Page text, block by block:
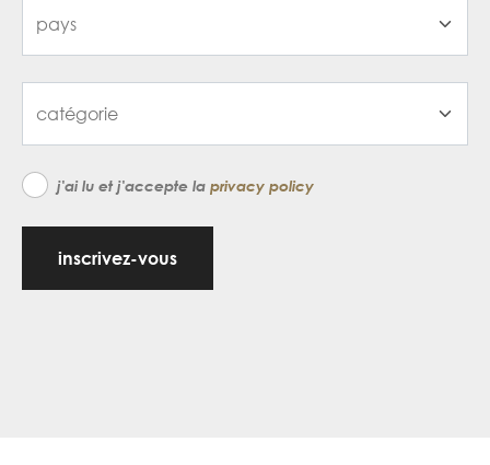
j'ai lu et j'accepte la privacy policy
inscrivez-vous